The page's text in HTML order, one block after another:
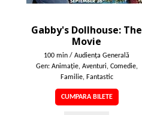
Gabby's Dollhouse: The
Movie
100 min / Audienţa Generală
Gen: Animaţie, Aventuri, Comedie,
Familie, Fantastic
CUMPARA BILETE